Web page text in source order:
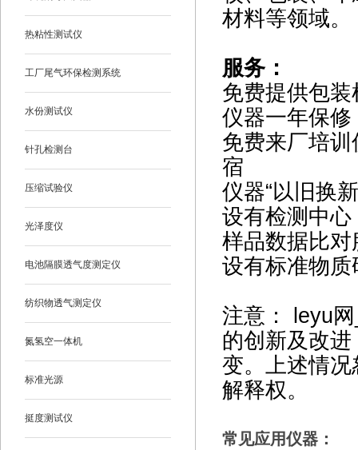
热粘性测试仪
工厂尾气环保检测系统
水份测试仪
针孔检测台
压缩试验仪
光泽度仪
电池隔膜透气度测定仪
纺织物透气测定仪
氮氢空一体机
标准光源
挺度测试仪
材料等领域。
服务：
免费提供包
仪器一年保
免费来厂培
宿
仪器“以旧换
设有检测中
样品数据比对
设有标准物
注意： leyu
的创新及改
变。上述情
解释权。
常见应用仪器：